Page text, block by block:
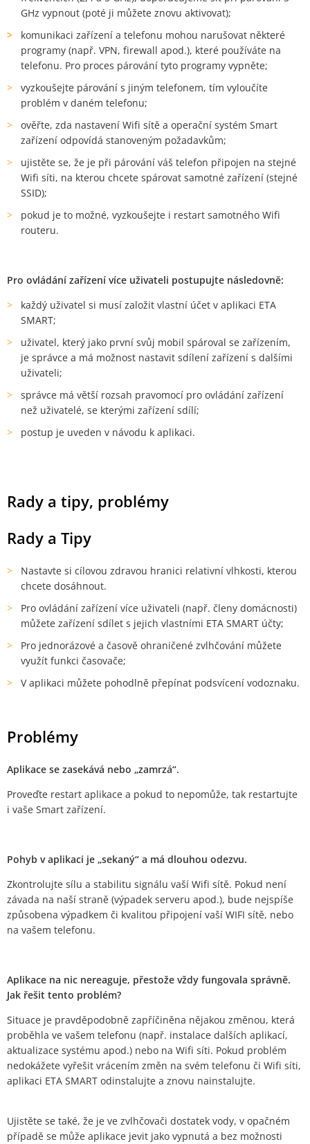
GHz vypnout (poté ji můžete znovu aktivovat);
komunikaci zařízení a telefonu mohou narušovat některé
programy (např. VPN, firewall apod.), které používáte na
telefonu. Pro proces párování tyto programy vypněte;
vyzkoušejte párování s jiným telefonem, tím vyloučíte
problém v daném telefonu;
ověřte, zda nastavení Wifi sítě a operační systém Smart
zařízení odpovídá stanoveným požadavkům;
ujistěte se, že je při párování váš telefon připojen na stejné
Wifi síti, na kterou chcete spárovat samotné zařízení (stejné
SSID);
pokud je to možné, vyzkoušejte i restart samotného Wifi
routeru.
Pro ovládání zařízení více uživateli postupujte následovně:
každý uživatel si musí založit vlastní účet v aplikaci ETA
SMART;
uživatel, který jako první svůj mobil spároval se zařízením,
je správce a má možnost nastavit sdílení zařízení s dalšími
uživateli;
správce má větší rozsah pravomocí pro ovládání zařízení
než uživatelé, se kterými zařízení sdílí;
postup je uveden v návodu k aplikaci.
Rady a tipy, problémy
Rady a Tipy
Nastavte si cílovou zdravou hranici relativní vlhkosti, kterou
chcete dosáhnout.
Pro ovládání zařízení více uživateli (např. členy domácnosti)
můžete zařízení sdílet s jejich vlastními ETA SMART účty;
Pro jednorázové a časově ohraničené zvlhčování můžete
využít funkci časovače;
V aplikaci můžete pohodlně přepínat podsvícení vodoznaku.
Problémy
Aplikace se zasekává nebo „zamrzá“.
Proveďte restart aplikace a pokud to nepomůže, tak restartujte
i vaše Smart zařízení.
Pohyb v aplikaci je „sekaný“ a má dlouhou odezvu.
Zkontrolujte sílu a stabilitu signálu vaší Wifi sítě. Pokud není
závada na naší straně (výpadek serveru apod.), bude nejspíše
způsobena výpadkem či kvalitou připojení vaší WIFI sítě, nebo
na vašem telefonu.
Aplikace na nic nereaguje, přestože vždy fungovala správně.
Jak řešit tento problém?
Situace je pravděpodobně zapříčiněna nějakou změnou, která
proběhla ve vašem telefonu (např. instalace dalších aplikací,
aktualizace systému apod.) nebo na Wifi síti. Pokud problém
nedokážete vyřešit vrácením změn na svém telefonu či Wifi síti,
aplikaci ETA SMART odinstalujte a znovu nainstalujte.
Ujistěte se také, že je ve zvlhčovači dostatek vody, v opačném
případě se může aplikace jevit jako vypnutá a bez možnosti